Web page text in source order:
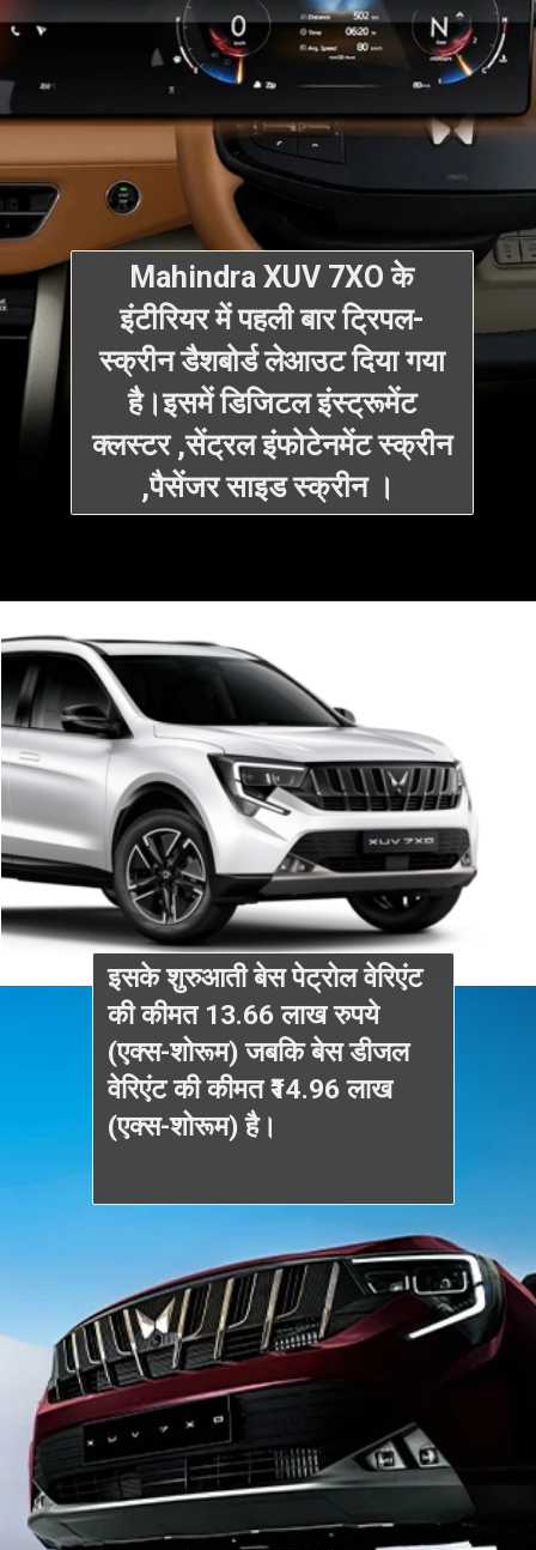
Mahindra XUV 7XO के
इंटीरियर में पहली बार ट्रिपल-
स्क्रीन डैशबोर्ड लेआउट दिया गया
है।इसमें डिजिटल इंस्ट्रूमेंट
क्लस्टर ,सेंट्रल इंफोटेनमेंट स्क्रीन
,पैसेंजर साइड स्क्रीन ।
इसके शुरुआती बेस पेट्रोल वेरिएंट
की कीमत 13.66 लाख रुपये
(एक्स-शोरूम) जबकि बेस डीजल
वेरिएंट की कीमत ₹14.96 लाख
(एक्स-शोरूम) है।